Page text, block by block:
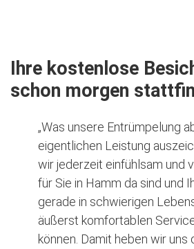
Ihre kostenlose
schon morgen
„Was unsere Entrümpelung
eigentlichen Leistung
wir jederzeit einfühlsam und
für Sie in Hamm da sind und
gerade in schwierigen
äußerst komfortablen
können. Damit heben wir uns